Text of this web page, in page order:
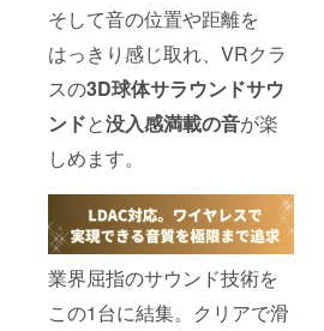
そして音の位置や距離を
はっきり感じ取れ、VRクラ
スの3D球体サラウンドサウ
ンドと没入感満載の音が楽
しめます。
業界屈指のサウンド技術を
この1台に結集。クリアで滑